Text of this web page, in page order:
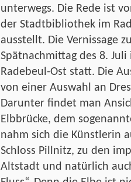
unterwegs. Die Rede ist
der Stadtbibliothek im
ausstellt. Die Vernissage
Spätnachmittag des 8.
Radebeul-Ost statt. Die
von einer Auswahl an
Darunter findet man
Elbbrücke, dem
nahm sich die Künstlerin
Schloss Pillnitz, zu den
Altstadt und natürlich